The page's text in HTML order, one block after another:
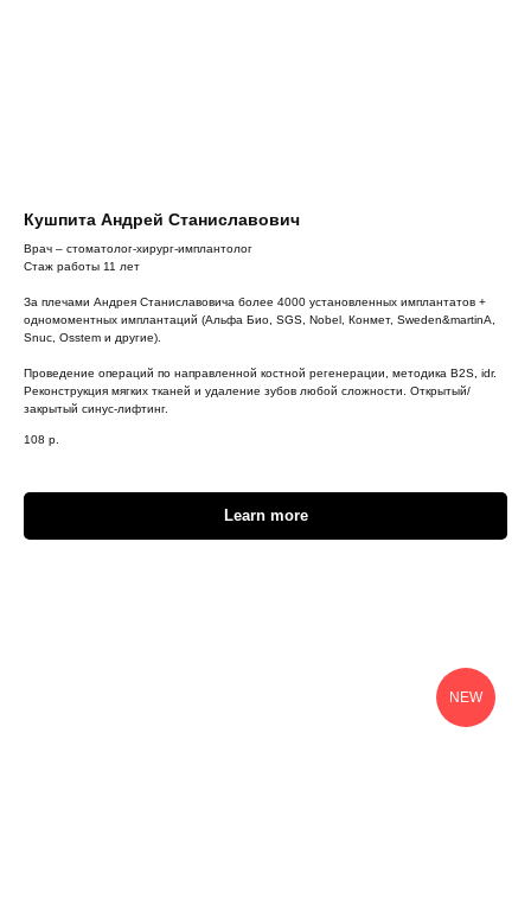
Кушпита Андрей Станиславович
Врач – стоматолог-хирург-имплантолог
Стаж работы 11 лет
За плечами Андрея Станиславовича более 4000 установленных имплантатов +
одномоментных имплантаций (Альфа Био, SGS, Nobel, Конмет, Sweden&martinA,
Snuc, Osstem и другие).
Проведение операций по направленной костной регенерации, методика B2S, idr.
Реконструкция мягких тканей и удаление зубов любой сложности. Открытый/
закрытый синус-лифтинг.
108 р.
Learn more
NEW